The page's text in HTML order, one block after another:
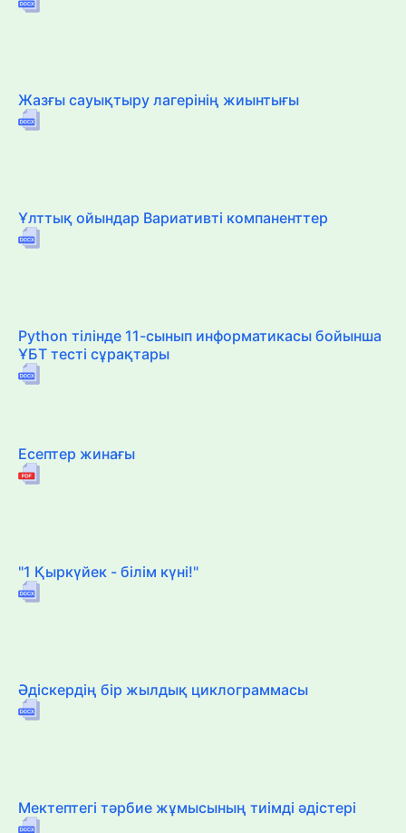
Жазғы сауықтыру лагерінің жиынтығы
Ұлттық ойындар Вариативті компаненттер
Python тілінде 11-сынып информатикасы бойынша
ҰБТ тесті сұрақтары
Есептер жинағы
"1 Қыркүйек - білім күні!"
Әдіскердің бір жылдық циклограммасы
Мектептегі тәрбие жұмысының тиімді әдістері